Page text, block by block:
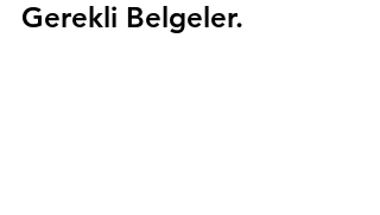
Gerekli Belgeler.